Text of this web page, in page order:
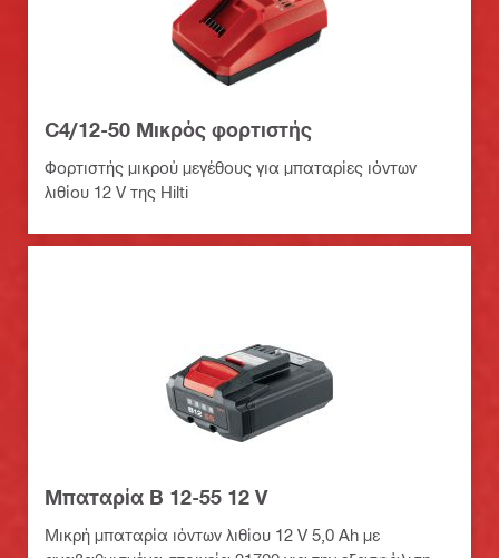
C4/12-50 Μικρός φορτιστής
Φορτιστής μικρού μεγέθους για μπαταρίες ιόντων
λιθίου 12 V της Hilti
Μπαταρία B 12-55 12 V
Μικρή μπαταρία ιόντων λιθίου 12 V 5,0 Ah με